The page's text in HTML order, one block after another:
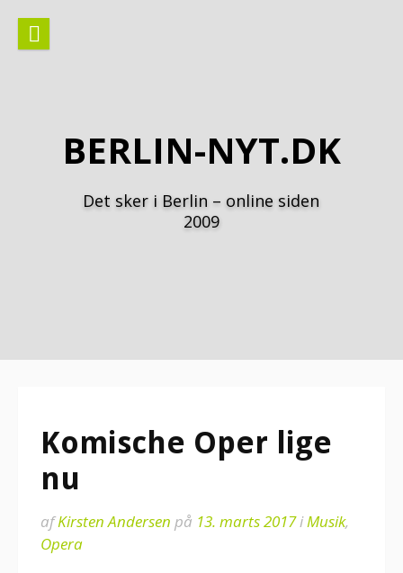
indhold
BERLIN-NYT.DK
Det sker i Berlin – online siden
2009
Komische Oper lige
nu
afKirsten Andersen på 13. marts 2017iMusik,
Opera